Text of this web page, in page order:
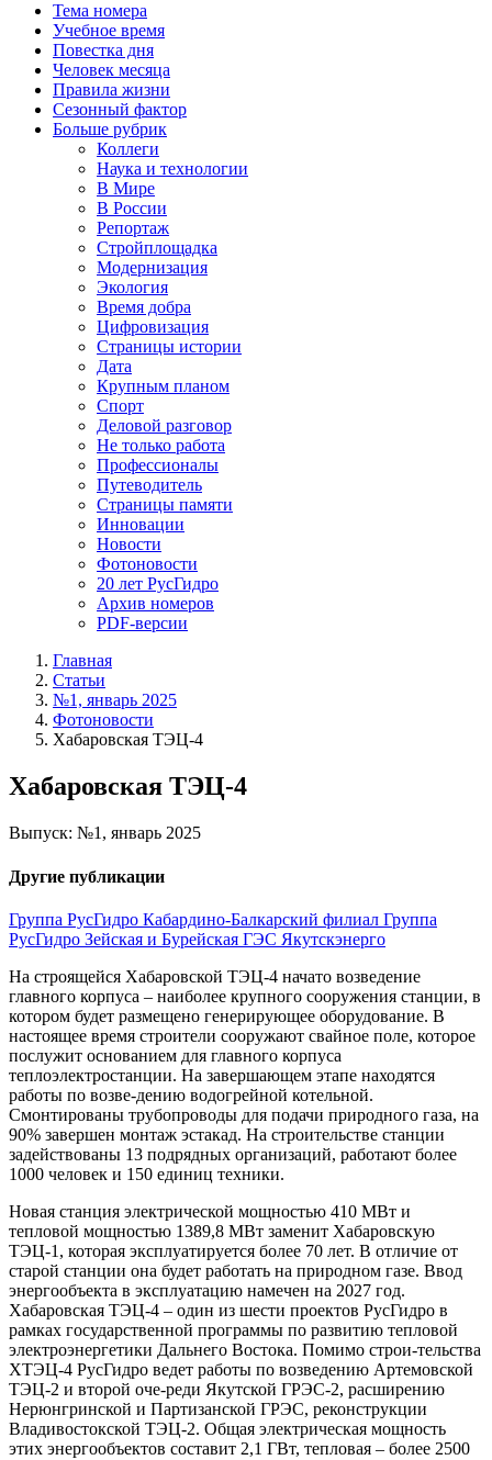
Тема номера
Учебное время
Повестка дня
Человек месяца
Правила жизни
Сезонный фактор
Больше рубрик
Коллеги
Наука и технологии
В Мире
В России
Репортаж
Стройплощадка
Модернизация
Экология
Время добра
Цифровизация
Страницы истории
Дата
Крупным планом
Спорт
Деловой разговор
Не только работа
Профессионалы
Путеводитель
Страницы памяти
Инновации
Новости
Фотоновости
20 лет РусГидро
Архив номеров
PDF-версии
Главная
Статьи
№1, январь 2025
Фотоновости
Хабаровская ТЭЦ-4
Хабаровская ТЭЦ-4
Выпуск: №1, январь 2025
Другие публикации
Группа РусГидро Кабардино-Балкарский филиал Группа
РусГидро Зейская и Бурейская ГЭС Якутскэнерго
На строящейся Хабаровской ТЭЦ-4 начато возведение
главного корпуса – наиболее крупного сооружения станции, в
котором будет размещено генерирующее оборудование. В
настоящее время строители сооружают свайное поле, которое
послужит основанием для главного корпуса
теплоэлектростанции. На завершающем этапе находятся
работы по возве-дению водогрейной котельной.
Смонтированы трубопроводы для подачи природного газа, на
90% завершен монтаж эстакад. На строительстве станции
задействованы 13 подрядных организаций, работают более
1000 человек и 150 единиц техники.
Новая станция электрической мощностью 410 МВт и
тепловой мощностью 1389,8 МВт заменит Хабаровскую
ТЭЦ-1, которая эксплуатируется более 70 лет. В отличие от
старой станции она будет работать на природном газе. Ввод
энергообъекта в эксплуатацию намечен на 2027 год.
Хабаровская ТЭЦ-4 – один из шести проектов РусГидро в
рамках государственной программы по развитию тепловой
электроэнергетики Дальнего Востока. Помимо строи-тельства
ХТЭЦ-4 РусГидро ведет работы по возведению Артемовской
ТЭЦ-2 и второй оче-реди Якутской ГРЭС-2, расширению
Нерюнгринской и Партизанской ГРЭС, реконструкции
Владивостокской ТЭЦ-2. Общая электрическая мощность
этих энергообъектов составит 2,1 ГВт, тепловая – более 2500